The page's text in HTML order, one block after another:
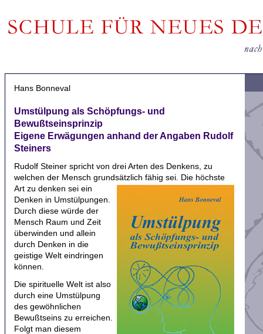
Hans Bonneval
Umstülpung als Schöpfungs- und
Bewußtseinsprinzip
Eigene Erwägungen anhand der Angaben Rudolf
Steiners
Rudolf Steiner spricht von drei Arten des Denkens, zu
welchen der Mensch grundsätzlich fähig sei. Die höchste
Art zu denken sei ein
Denken in Umstülpungen.
Durch diese würde der
Mensch Raum und Zeit
überwinden und allein
durch Denken in die
geistige Welt eindringen
können.
Die spirituelle Welt ist also
durch eine Umstülpung
des gewöhnlichen
Bewußtseins zu erreichen.
Folgt man diesem